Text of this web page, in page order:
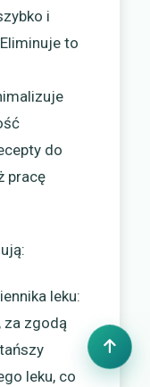
i
to
do
pracę
leku:
za zgodą
leku, co